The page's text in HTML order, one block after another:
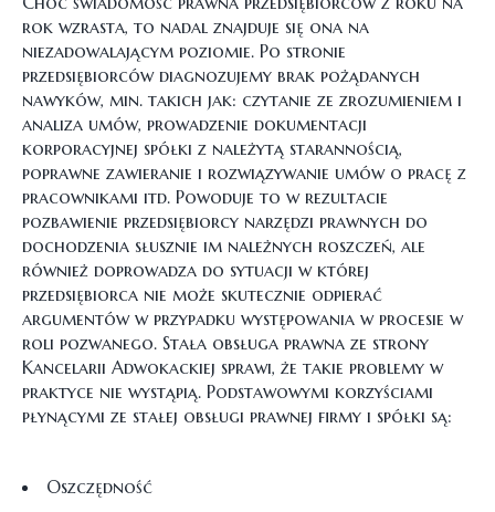
rok wzrasta, to nadal znajduje się ona na
niezadowalającym poziomie. Po stronie
przedsiębiorców diagnozujemy brak pożądanych
nawyków, min. takich jak: czytanie ze zrozumieniem i
analiza umów, prowadzenie dokumentacji
korporacyjnej spółki z należytą starannością,
poprawne zawieranie i rozwiązywanie umów o pracę z
pracownikami itd. Powoduje to w rezultacie
pozbawienie przedsiębiorcy narzędzi prawnych do
dochodzenia słusznie im należnych roszczeń, ale
również doprowadza do sytuacji w której
przedsiębiorca nie może skutecznie odpierać
argumentów w przypadku występowania w procesie w
roli pozwanego. Stała obsługa prawna ze strony
Kancelarii Adwokackiej sprawi, że takie problemy w
praktyce nie wystąpią. Podstawowymi korzyściami
płynącymi ze stałej obsługi prawnej firmy i spółki są:
Oszczędność